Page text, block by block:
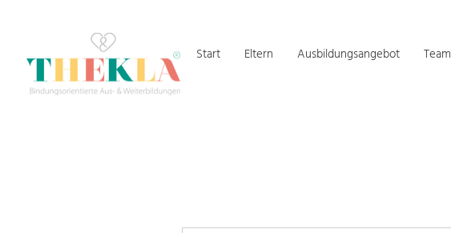
Start Eltern Ausbildungsangebot Team